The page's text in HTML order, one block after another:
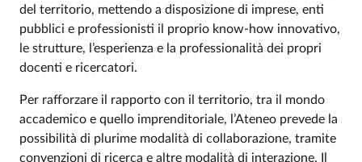
del territorio, mettendo a disposizione di imprese, enti
pubblici e professionisti il proprio know-how innovativo,
le strutture, l’esperienza e la professionalità dei propri
docenti e ricercatori.
Per rafforzare il rapporto con il territorio, tra il mondo
accademico e quello imprenditoriale, l’Ateneo prevede la
possibilità di plurime modalità di collaborazione, tramite
convenzioni di ricerca e altre modalità di interazione. Il